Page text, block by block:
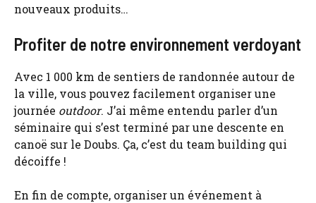
nouveaux produits…
Profiter de notre environnement verdoyant
Avec 1 000 km de sentiers de randonnée autour de
la ville, vous pouvez facilement organiser une
journée outdoor. J’ai même entendu parler d’un
séminaire qui s’est terminé par une descente en
canoë sur le Doubs. Ça, c’est du team building qui
décoiffe !
En fin de compte, organiser un événement à